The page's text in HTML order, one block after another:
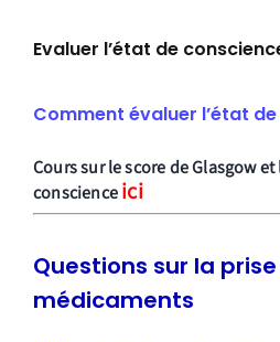
Evaluer l’état de
Comment évaluer l’état
Cours sur le score de Glasgow
conscienceici
Questions sur la
médicaments